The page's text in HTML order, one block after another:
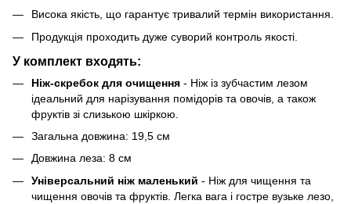
Висока якість, що гарантує тривалий термін використання.
Продукція проходить дуже суворий контроль якості.
У комплект входять:
Ніж-скребок для очищення - Ніж із зубчастим лезом
ідеальний для нарізування помідорів та овочів, а також
фруктів зі слизькою шкіркою.
Загальна довжина: 19,5 см
Довжина леза: 8 см
Універсальний ніж маленький - Ніж для чищення та
чищення овочів та фруктів. Легка вага і гостре вузьке лезо,